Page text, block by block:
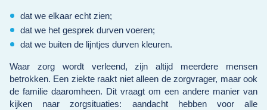
dat we elkaar echt zien;
dat we het gesprek durven voeren;
dat we buiten de lijntjes durven kleuren.
Waar zorg wordt verleend, zijn altijd meerdere mensen
betrokken. Een ziekte raakt niet alleen de zorgvrager, maar ook
de familie daaromheen. Dit vraagt om een andere manier van
kijken naar zorgsituaties: aandacht hebben voor alle